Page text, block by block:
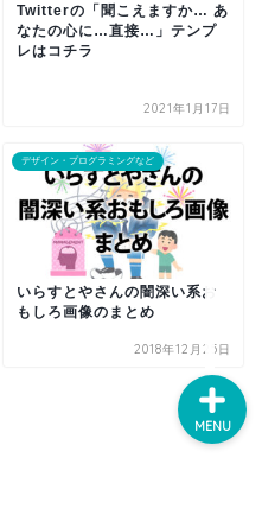
Twitterの「聞こえますか… あ
なたの心に…直接…」テンプ
レはコチラ
2021年1月17日
デザイン・プログラミングなど
いらすとやさんの闇深い系お
もしろ画像のまとめ
2018年12月25日
MENU
ホーム
・プログラミン
グなど
ハック・ハウツ
役立ち情報など